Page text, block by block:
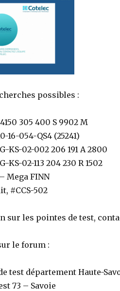
possibles :
305 400 S 9902 M
16-054-QS4 (25241)
KS-02-002 206 191 A 2800
KS-02-113 204 230 R 1502
Mega FINN
#CCS-502
sur les pointes de test,
le forum :
test département Haute-
73 – Savoie